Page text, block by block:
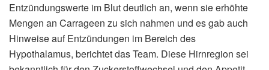
Entzündungswerte im Blut deutlich an, wenn sie erhöhte
Mengen an Carrageen zu sich nahmen und es gab auch
Hinweise auf Entzündungen im Bereich des
Hypothalamus, berichtet das Team. Diese Hirnregion sei